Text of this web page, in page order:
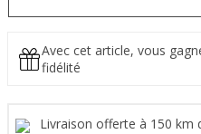
Avec cet article, vous
fidélité
Livraison offerte à 150 km